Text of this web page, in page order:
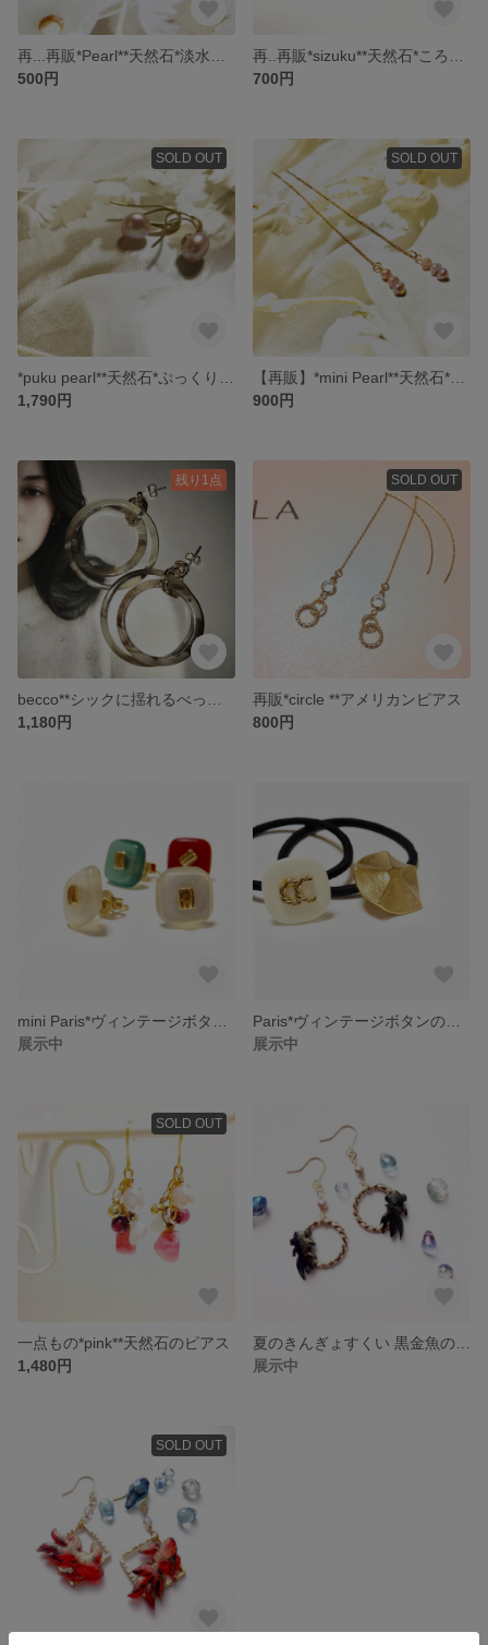
500円
700円
SOLD OUT
1,790円
SOLD OUT
900円
残り1点
1,180円
SOLD OUT
再販*circle **アメリカンピアス
800円
展示中
展示中
SOLD OUT
一点もの*pink**天然石のピアス
1,480円
展示中
SOLD OUT